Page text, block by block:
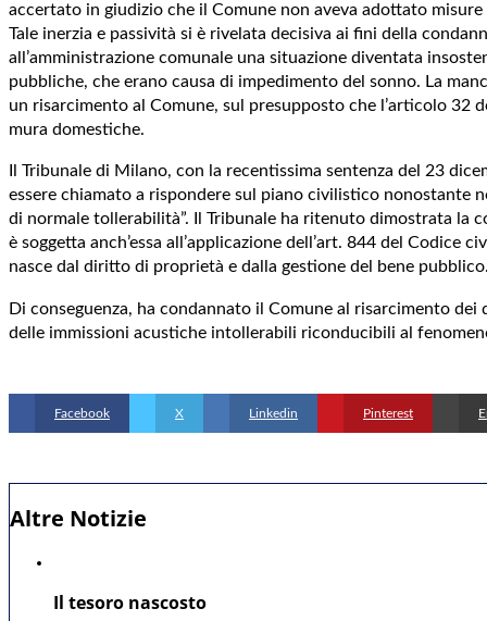
Altre Notizie
Il tesoro nascosto
accertato in giudizio che il Comune non aveva adottato
Tale inerzia e passività si è rivelata decisiva ai fini della
all’amministrazione comunale una situazione diventata
pubbliche, che erano causa di impedimento del sonno. La
un risarcimento al Comune, sul presupposto che l’articolo
mura domestiche.
Il Tribunale di Milano, con la recentissima sentenza del 23
essere chiamato a rispondere sul piano civilistico nonostante
di normale tollerabilità”. Il Tribunale ha ritenuto dimostrata la
è soggetta anch’essa all’applicazione dell’art. 844 del
nasce dal diritto di proprietà e dalla gestione del bene
Di conseguenza, ha condannato il Comune al risarcimento
delle immissioni acustiche intollerabili riconducibili al
Facebook X Linkedin Pinterest